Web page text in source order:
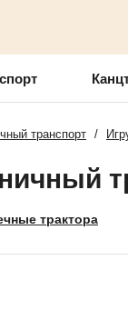
транспорт /
трактора